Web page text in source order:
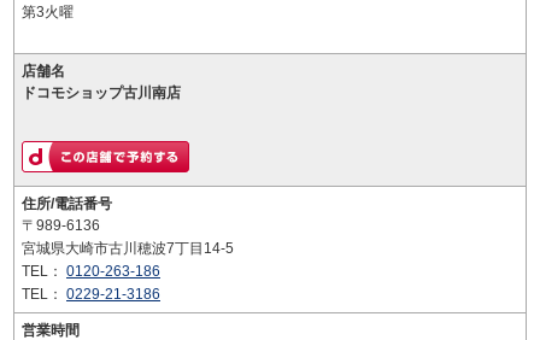
第3火曜
店舗名
ドコモショップ古川南店
住所/電話番号
〒989-6136
宮城県大崎市古川穂波7丁目14-5
TEL： 0120-263-186
TEL： 0229-21-3186
営業時間